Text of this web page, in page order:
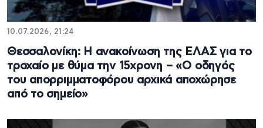
10.07.2026, 21:24
Θεσσαλονίκη: Η ανακοίνωση της ΕΛΑΣ για το
τροχαίο με θύμα την 15χρονη – «Ο οδηγός
του απορριμματοφόρου αρχικά αποχώρησε
από το σημείο»